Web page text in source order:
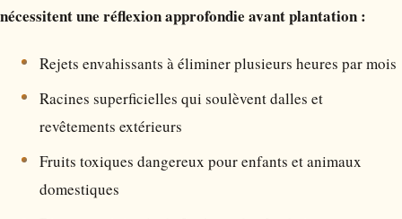
nécessitent une réflexion approfondie avant plantation :
Rejets envahissants à éliminer plusieurs heures par mois
Racines superficielles qui soulèvent dalles et
revêtements extérieurs
Fruits toxiques dangereux pour enfants et animaux
domestiques